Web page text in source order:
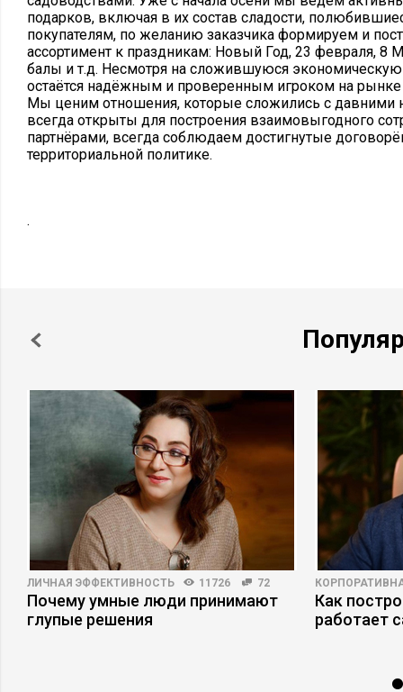
подарков, включая в их состав сладости,
покупателям, по желанию заказчика формируем и
ассортимент к праздникам: Новый Год, 23 февраля, 8
балы и т.д. Несмотря на сложившуюся
остаётся надёжным и проверенным игроком на рынке
Мы ценим отношения, которые сложились с давними
всегда открыты для построения взаимовыгодного
партнёрами, всегда соблюдаем достигнутые
территориальной политике.
.
ЛИЧНАЯ ЭФФЕКТИВНОСТЬ 11726 72
Почему умные люди принимают
глупые решения
Как
работает